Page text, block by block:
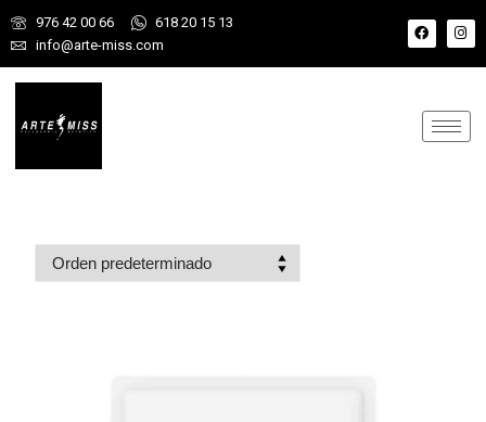
976 42 00 66
618 20 15 13
info@arte-miss.com